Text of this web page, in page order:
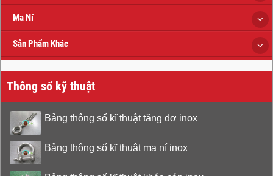
Ma Ní
Sản Phẩm Khác
Thông số kỹ thuật
Bảng thông số kĩ thuật tăng đơ inox
Bảng thông số kĩ thuật ma ní inox